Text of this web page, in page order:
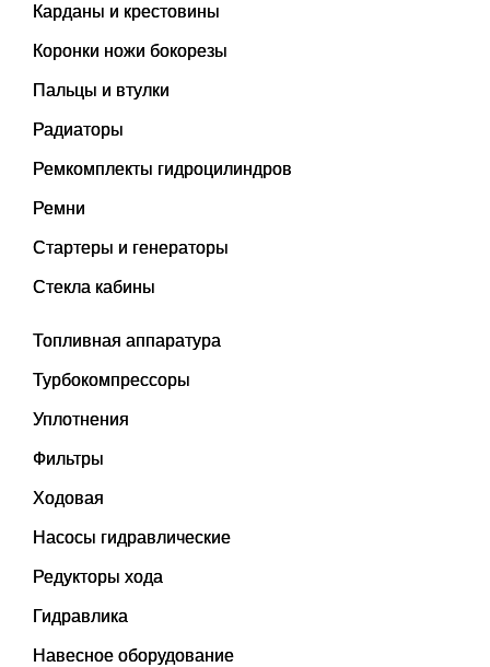
Карданы и крестовины
Коронки ножи бокорезы
Пальцы и втулки
Радиаторы
Ремкомплекты гидроцилиндров
Ремни
Стартеры и генераторы
Стекла кабины
Топливная аппаратура
Турбокомпрессоры
Уплотнения
Фильтры
Ходовая
Насосы гидравлические
Редукторы хода
Гидравлика
Навесное оборудование